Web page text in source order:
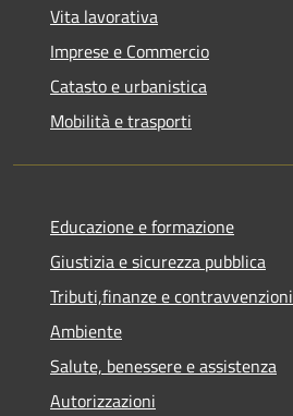
Vita lavorativa
Imprese e Commercio
Catasto e urbanistica
Mobilità e trasporti
Educazione e formazione
Giustizia e sicurezza pubblica
Tributi,finanze e contravvenzioni
Ambiente
Salute, benessere e assistenza
Autorizzazioni